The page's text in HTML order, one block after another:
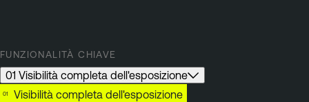
FUNZIONALITÀ CHIAVE
01 Visibilità completa dell'esposizione
Visibilità completa dell'esposizione